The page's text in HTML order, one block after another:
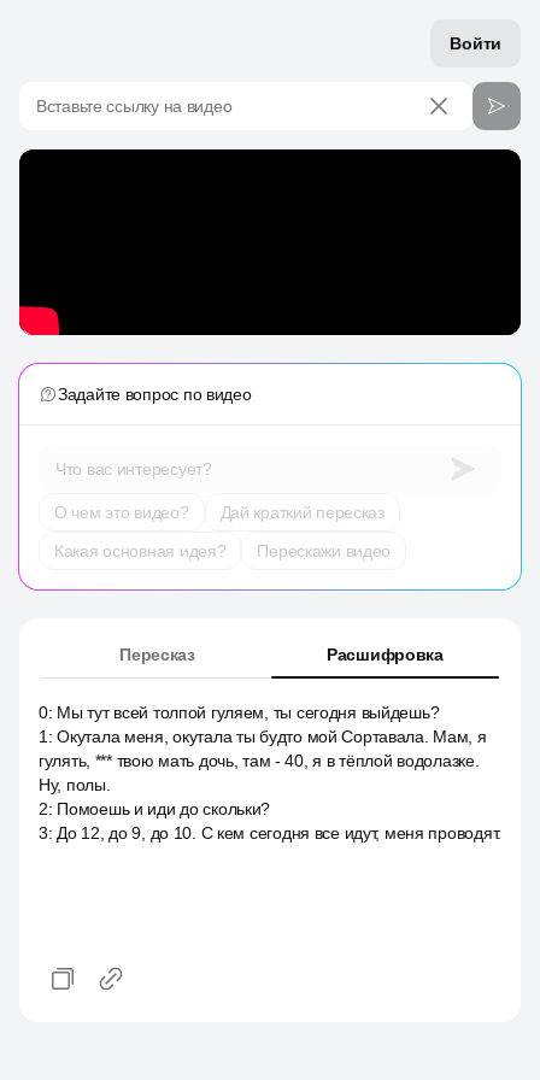
Войти
Вставьте ссылку на видео
Задайте вопрос по видео
Что вас интересует?
О чем это видео?
Дай краткий пересказ
Какая основная идея?
Перескажи видео
Пересказ Расшифровка
0: Мы тут всей толпой гуляем, ты сегодня выйдешь?
1 :Окутала меня, окутала ты будто мой Сортавала. Мам, я
гулять, *** твою мать дочь, там - 40, я в тёплой водолазке.
Ну, полы.
2: Помоешь и иди до скольки?
3: До 12, до 9, до 10. С кем сегодня все идут, меня проводят.